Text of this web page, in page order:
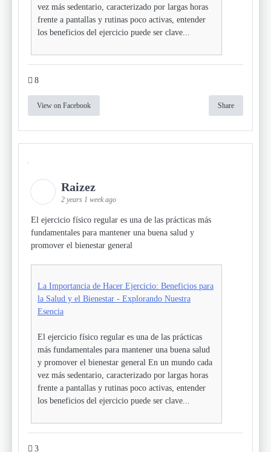
vez más sedentario, caracterizado por largas horas
frente a pantallas y rutinas poco activas, entender
los beneficios del ejercicio puede ser clave...
8
View on Facebook Share
Raizez
2 years 1 week ago
El ejercicio físico regular es una de las prácticas más
fundamentales para mantener una buena salud y
promover el bienestar general
La Importancia de Hacer Ejercicio: Beneficios para
la Salud y el Bienestar - Explorando Nuestra
Esencia
El ejercicio físico regular es una de las prácticas
más fundamentales para mantener una buena salud
y promover el bienestar general En un mundo cada
vez más sedentario, caracterizado por largas horas
frente a pantallas y rutinas poco activas, entender
los beneficios del ejercicio puede ser clave...
3